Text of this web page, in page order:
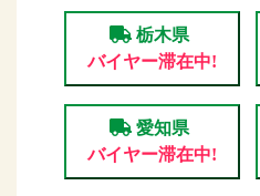
栃木県
バイヤー滞在中!
愛知県
バイヤー滞在中!